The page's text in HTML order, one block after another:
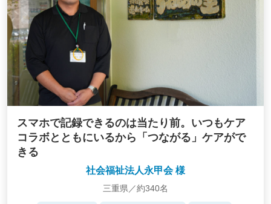
スマホで記録できるのは当たり前。いつもケア
コラボとともにいるから「つながる」ケアがで
きる
社会福祉法人永甲会 様
三重県／約340名